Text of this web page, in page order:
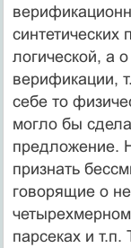
синтетических
логической, а о
верификации,
себе то
могло бы
предложение.
признать
говорящие о
парсеках и